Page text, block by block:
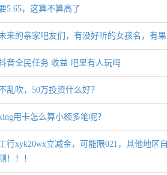
5.65，这算不算高了
来的亲家吧友们，有没好听的女孩名，有果
音全民任务 收益 吧里有人玩吗
乱吹，50万投资什么好？
用卡怎么算小额多笔呢？
行xyk20wx立减金，可能限021，其他地区自
！！！